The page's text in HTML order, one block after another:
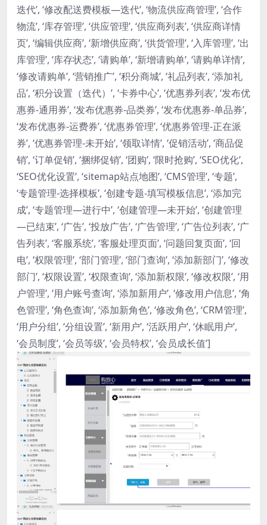
迭代’, ‘修改配送费模板—迭代’, ‘物流供应商管理’, ‘合作
物流’, ‘库存管理’, ‘供应管理’, ‘供应商列表’, ‘供应商详情
页’, ‘编辑供应商’, ‘新增供应商’, ‘供货管理’, ‘入库管理’, ‘出
库管理’, ‘库存状态’, ‘请购单’, ‘新增请购单’, ‘请购单详情’,
‘修改请购单’, ‘营销推广’, ‘积分商城’, ‘礼品列表’, ‘添加礼
品’, ‘积分设置（迭代）’, ‘卡券中心’, ‘优惠券列表’, ‘发布优
惠券-通用券’, ‘发布优惠券-品类券’, ‘发布优惠券-单品券’,
‘发布优惠券-运费券’, ‘优惠券管理’, ‘优惠券管理-正在派
券’, ‘优惠券管理-未开始’, ‘领取详情’, ‘促销活动’, ‘商品促
销’, ‘订单促销’, ‘捆绑促销’, ‘团购’, ‘限时抢购’, ‘SEO优化’,
‘SEO优化设置’, ‘sitemap站点地图’, ‘CMS管理’, ‘专题’,
‘专题管理-选择模板’, ‘创建专题-填写模板信息’, ‘添加完
成’, ‘专题管理—进行中’, ‘创建管理—未开始’, ‘创建管理
—已结束’, ‘广告’, ‘投放广告’, ‘广告管理’, ‘广告位列表’, ‘广
告列表’, ‘客服系统’, ‘客服处理页面’, ‘问题回复页面’, ‘回
电’, ‘权限管理’, ‘部门管理’, ‘部门查询’, ‘添加新部门’, ‘修改
部门’, ‘权限设置’, ‘权限查询’, ‘添加新权限’, ‘修改权限’, ‘用
户管理’, ‘用户账号查询’, ‘添加新用户’, ‘修改用户信息’, ‘角
色管理’, ‘角色查询’, ‘添加新角色’, ‘修改角色’, ‘CRM管理’,
‘用户分组’, ‘分组设置’, ‘新用户’, ‘活跃用户’, ‘休眠用户’,
‘会员制度’, ‘会员等级’, ‘会员特权’, ‘会员成长值’]